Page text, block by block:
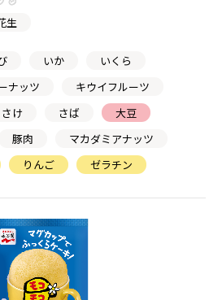
生
いか
いくら
ナッツ
キウイフルーツ
さけ さば
大豆
豚肉
マカダミアナッツ
りんご ゼラチン